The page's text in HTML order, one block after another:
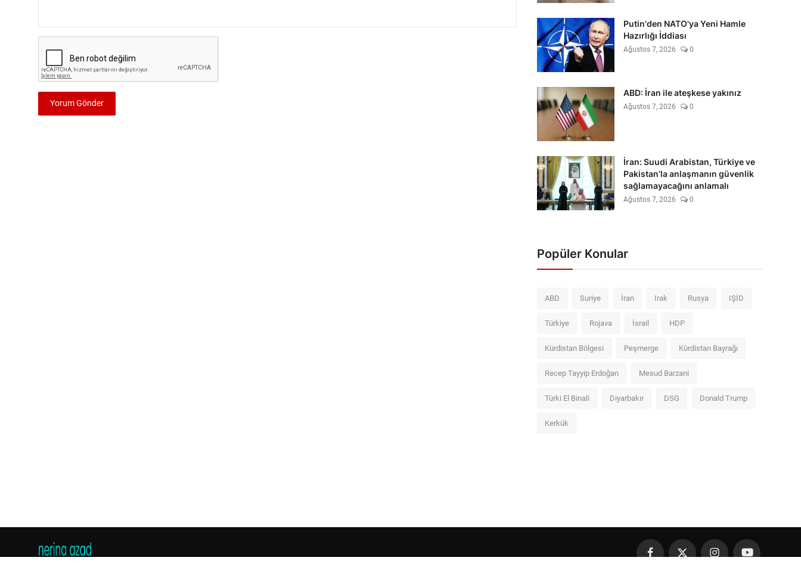
Yorum Gönder
Putin'den NATO'ya Yeni Hamle
Hazırlığı İddiası
Ağustos 7, 2026 0
ABD: İran ile ateşkese yakınız
Ağustos 7, 2026 0
İran: Suudi Arabistan, Türkiye ve
Pakistan’la anlaşmanın güvenlik
sağlamayacağını anlamalı
Ağustos 7, 2026 0
Popüler Konular
ABD Suriye İran Irak Rusya IŞİD
Türkiye Rojava İsrail HDP
Kürdistan Bölgesi Peşmerge Kürdistan Bayrağı
Recep Tayyip Erdoğan Mesud Barzani
Türki El Binali Diyarbakır DSG Donald Trump
Kerkük